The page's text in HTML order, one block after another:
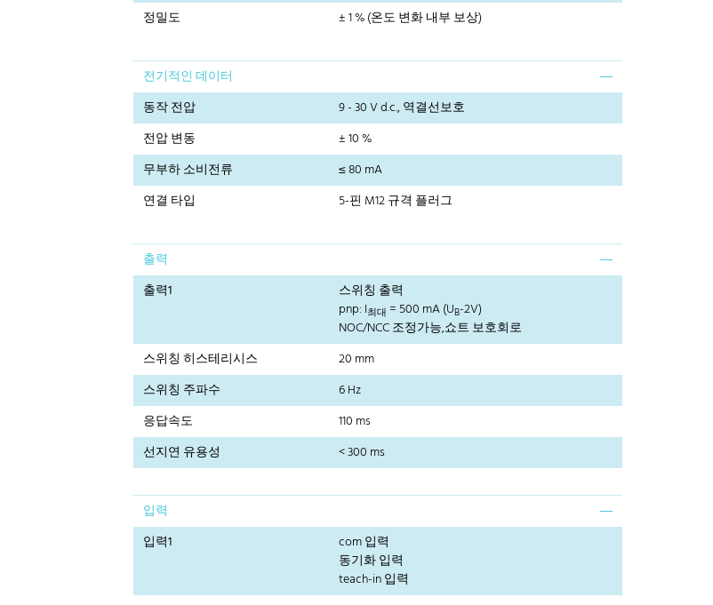
정밀도
± 1 % (온도 변화 내부 보상)
전기적인 데이터
동작 전압
9 - 30 V d.c., 역결선보호
전압 변동
± 10 %
무부하 소비전류
≤ 80 mA
연결 타입
5-핀 M12 규격 플러그
출력
출력1
스위칭 출력
pnp: I최대 = 500 mA (UB-2V)
NOC/NCC 조정가능,쇼트 보호회로
스위칭 히스테리시스
20 mm
스위칭 주파수
6 Hz
응답속도
110 ms
선지연 유용성
< 300 ms
입력
입력1
com 입력
동기화 입력
teach-in 입력